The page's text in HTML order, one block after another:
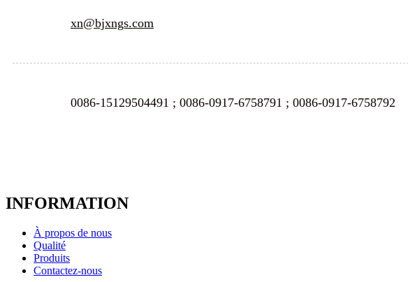
xn@bjxngs.com
0086-15129504491 ; 0086-0917-6758791 ; 0086-0917-6758792
INFORMATION
À propos de nous
Qualité
Produits
Contactez-nous